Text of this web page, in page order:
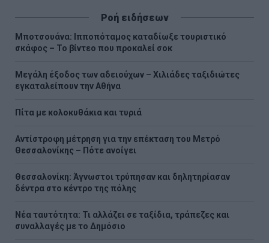
Ροή ειδήσεων
Μποτσουάνα: Ιπποπόταμος καταδίωξε τουριστικό
σκάφος – Το βίντεο που προκαλεί σοκ
Μεγάλη έξοδος των αδειούχων – Χιλιάδες ταξιδιώτες
εγκαταλείπουν την Αθήνα
Πίτα με κολοκυθάκια και τυριά
Αντίστροφη μέτρηση για την επέκταση του Μετρό
Θεσσαλονίκης – Πότε ανοίγει
Θεσσαλονίκη: Άγνωστοι τρύπησαν και δηλητηρίασαν
δέντρα στο κέντρο της πόλης
Νέα ταυτότητα: Τι αλλάζει σε ταξίδια, τράπεζες και
συναλλαγές με το Δημόσιο